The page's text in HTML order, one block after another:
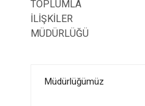
Müdürlüğümüz